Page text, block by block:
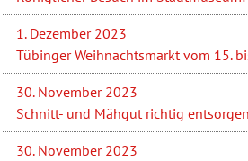
1. Dezember 2023
Tübinger Weihnachtsmarkt vom 15.
30. November 2023
Schnitt- und Mähgut richtig entsorgen
30. November 2023